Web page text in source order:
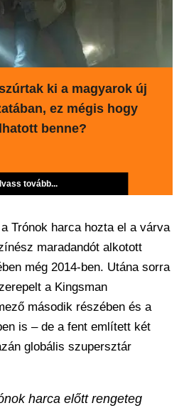
ki a magyarok új
ez mégis hogy
benne?
tovább...
Trónok harca hozta el a várva
maradandót alkotott
még 2014-ben. Utána sorra
a Kingsman
második részében és a
is – de a fent említett két
globális szupersztár
harca előtt rengeteg